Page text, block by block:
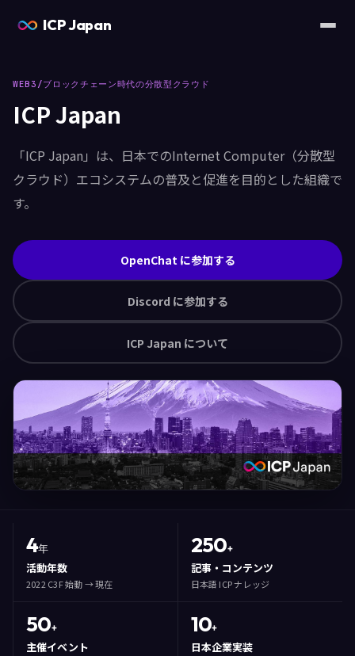
ICP Japan
WEB3/ブロックチェーン時代の分散型クラウド
ICP Japan
「ICP Japan」は、日本でのInternet Computer（分散型
クラウド）エコシステムの普及と促進を目的とした組織で
す。
OpenChat に参加する
Discord に参加する
ICP Japan について
4年
活動年数
2022 C3F 始動 → 現在
250+
記事・コンテンツ
日本語 ICP ナレッジ
50+
主催イベント
10+
日本企業実装